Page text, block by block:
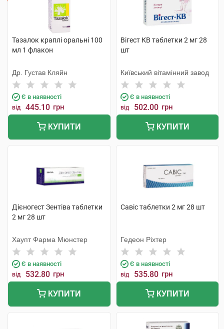
Тазалок краплі оральні 100
мл 1 флакон
Др. Густав Кляйн
Є в наявності
від 445.10 грн
КУПИТИ
Вігест КВ таблетки 2 мг 28
шт
Київський вітамінний завод
Є в наявності
від 502.00 грн
КУПИТИ
Дієногест Зентіва таблетки
2 мг 28 шт
Хаупт Фарма Мюнстер
Є в наявності
від 532.80 грн
КУПИТИ
Савіс таблетки 2 мг 28 шт
Гедеон Ріхтер
Є в наявності
від 535.80 грн
КУПИТИ